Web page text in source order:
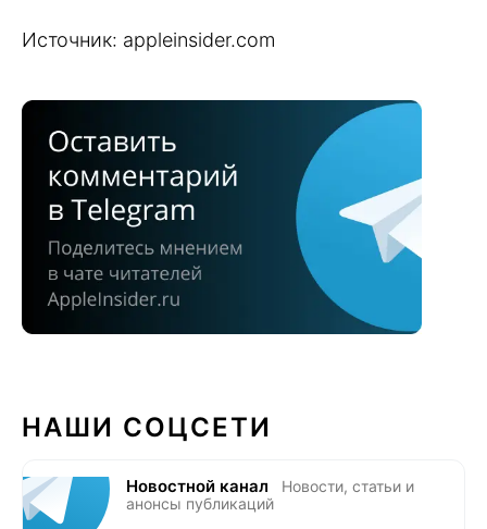
Источник: appleinsider.com
НАШИ СОЦСЕТИ
Новостной канал
Новости, статьи и
анонсы публикаций